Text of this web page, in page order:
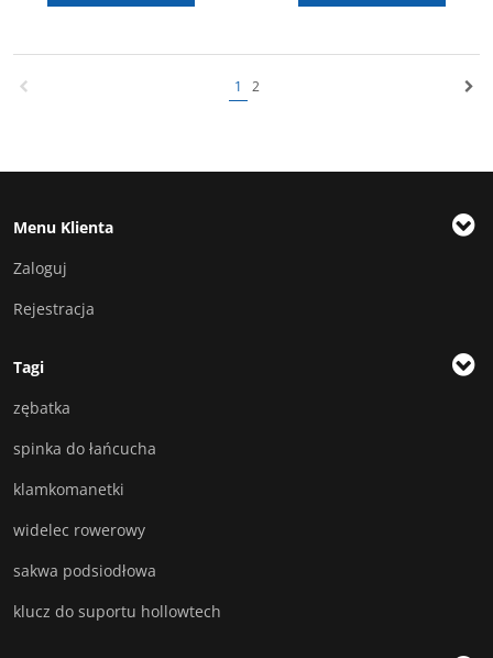
1 2
Menu Klienta
Zaloguj
Rejestracja
Tagi
zębatka
spinka do łańcucha
klamkomanetki
widelec rowerowy
sakwa podsiodłowa
klucz do suportu hollowtech